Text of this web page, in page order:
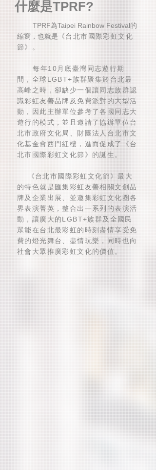
​什麼是TPRF?
TPRF為Taipei Rainbow Festival的
縮寫，也就是 《台北市國際彩虹文化
節》。
每年10月底臺灣同志遊行期
間，全球LGBT+族群聚集於台北最
高峰之時，卻缺少一個讓同志族群認
識彩虹友善品牌及免費派對的大型活
動，因此主辦單位參考了各國同志大
遊行的模式，並且邀請了協辦單位台
北市政府文化局、財團法人台北市文
化基金會西門紅樓，進而促成了《台
北市國際彩虹文化節》的誕生。
《台北市國際彩虹文化節》最大
的特色就是匯集彩虹友善相關文創品
牌及企業出展、並邀集彩虹文化圈各
界表演菁英，整合出一系列的表演活
動，讓廣大的LGBT+族群及全國民
眾能在台北最彩虹的時刻盡情享受免
費的燈光舞台、盡情玩樂，同時也向
社會大眾推廣彩虹文化的價值。